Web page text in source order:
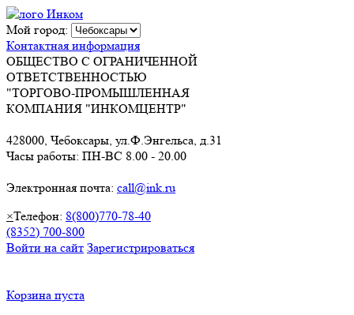
Мой город:
Контактная информация
ОБЩЕСТВО С ОГРАНИЧЕННОЙ
ОТВЕТСТВЕННОСТЬЮ
"ТОРГОВО-ПРОМЫШЛЕННАЯ
КОМПАНИЯ "ИНКОМЦЕНТР"
428000, Чебоксары, ул.Ф.Энгельса, д.31
Часы работы: ПН-ВС 8.00 - 20.00
Электронная почта: call@ink.ru
×Телефон: 8(800)770-78-40
(8352) 700-800
Войти на сайт Зарегистрироваться
Корзина пуста